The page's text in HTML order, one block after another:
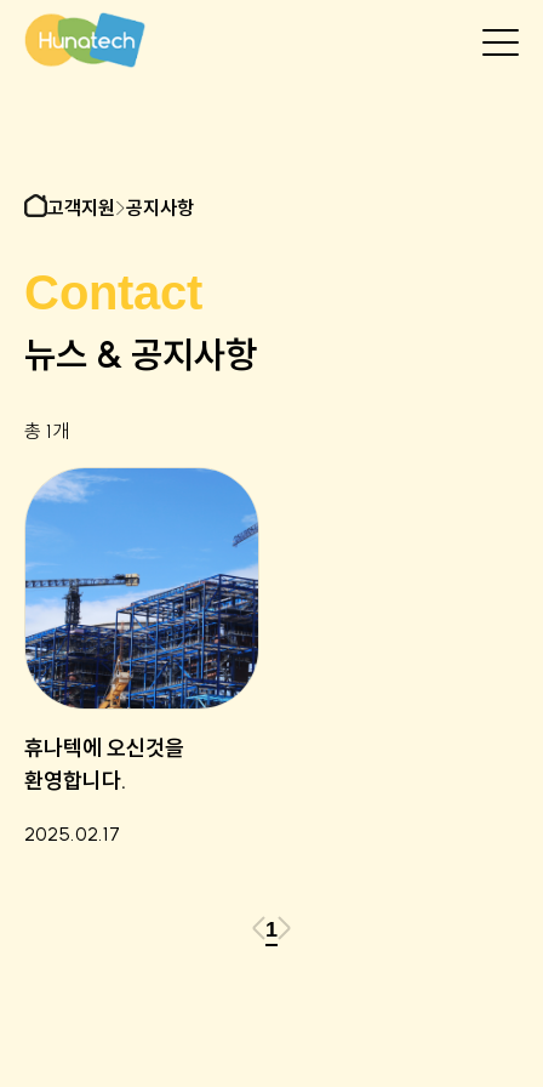
고객지원>공지사항
Contact
뉴스 & 공지사항
총 1개
휴나텍에 오신것을
환영합니다.
2025.02.17
1